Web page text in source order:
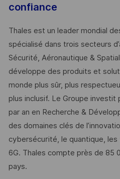
confiance
Thales est un leader mondial
spécialisé dans trois secteurs
Sécurité, Aéronautique &
développe des produits et
monde plus sûr, plus
plus inclusif. Le Groupe investit
par an en Recherche &
des domaines clés de
cybersécurité, le quantique,
6G. Thales compte près de 85
pays. ​